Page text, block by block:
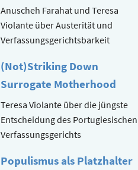
Anuscheh Farahat und Teresa
Violante über Austerität und
Verfassungsgerichtsbarkeit
(Not)Striking Down
Surrogate Motherhood
Teresa Violante über die jüngste
Entscheidung des Portugiesischen
Verfassungsgerichts
Populismus als Platzhalter